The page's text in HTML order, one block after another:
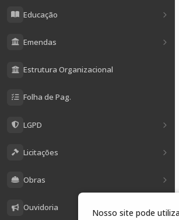
Educação
Emendas
Estrutura Organizacional
Folha de Pag.
LGPD
Licitações
Obras
Ouvidoria
Nosso site pode